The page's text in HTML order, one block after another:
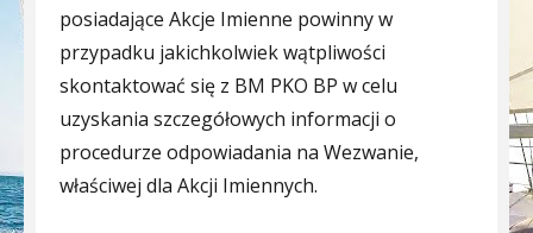
posiadające Akcje Imienne powinny w
przypadku jakichkolwiek wątpliwości
skontaktować się z BM PKO BP w celu
uzyskania szczegółowych informacji o
procedurze odpowiadania na Wezwanie,
właściwej dla Akcji Imiennych.